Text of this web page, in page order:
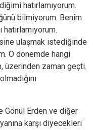
hatırlamıyorum.
bilmiyorum. Benim
hatırlamıyorum.
ulaşmak istediğinde
O dönemde hangi
üzerinden zaman geçti.
Gönül Erden ve diğer
karşı diyecekleri